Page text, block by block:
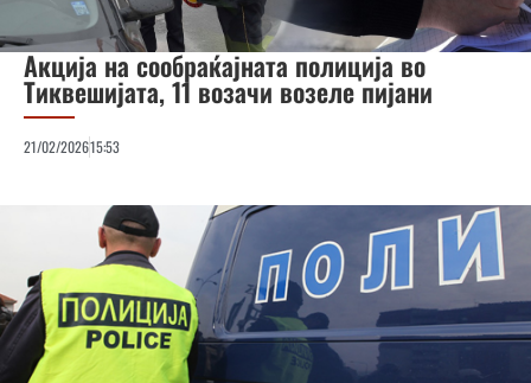
Акција на сообраќајната полиција во
Тиквешијата, 11 возачи возеле пијани
21/02/202615:53